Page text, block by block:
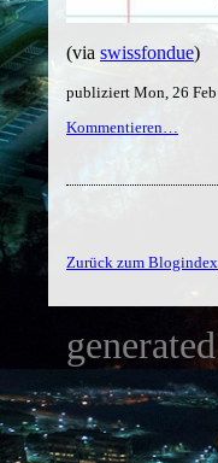
(via swissfondue)
publiziert Mon, 26
Kommentieren…
Zurück zum Blogindex